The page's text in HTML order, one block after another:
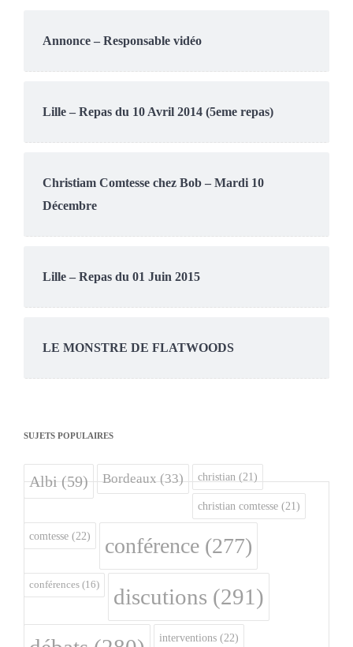
Annonce – Responsable vidéo
Lille – Repas du 10 Avril 2014 (5eme repas)
Christiam Comtesse chez Bob – Mardi 10
Décembre
Lille – Repas du 01 Juin 2015
LE MONSTRE DE FLATWOODS
SUJETS POPULAIRES
Albi(59) Bordeaux(33) christian (21)
christian comtesse (21)
comtesse (22) conférence (277)
conférences (16) discutions (291)
interventions (22)